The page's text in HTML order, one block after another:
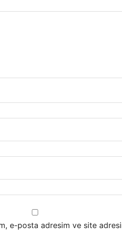
e-posta adresim ve site